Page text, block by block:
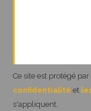
Ce site est protégé par
confidentialité et
s'appliquent.